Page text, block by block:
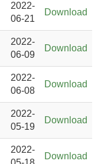
2022-
06-21
Download
2022-
06-09
Download
2022-
06-08
Download
2022-
05-19
Download
2022-
Download